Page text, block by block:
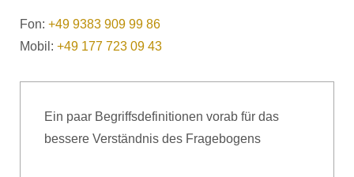
Fon: +49 9383 909 99 86
Mobil: +49 177 723 09 43
Ein paar Begriffsdefinitionen vorab für das
bessere Verständnis des Fragebogens